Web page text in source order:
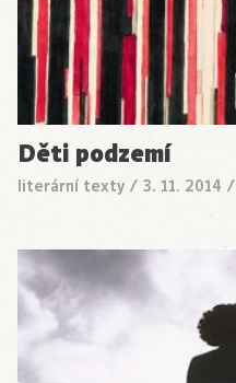
Děti podzemí
literární texty / 3. 11. 2014 /